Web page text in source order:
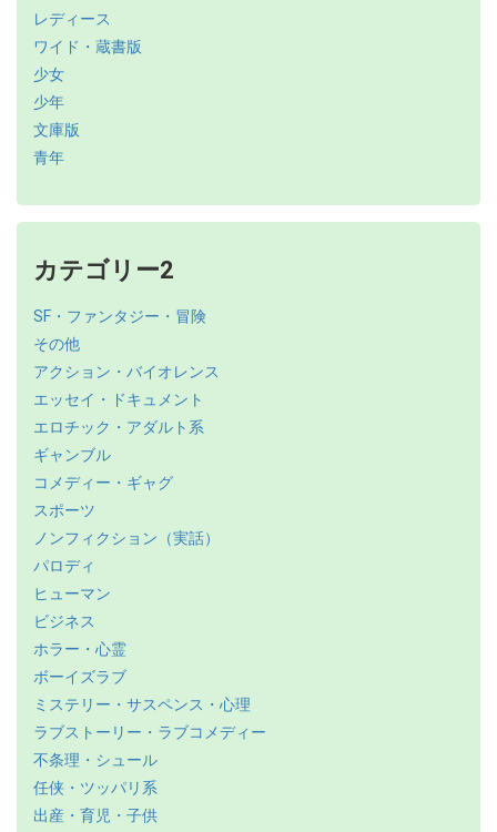
レディース
ワイド・蔵書版
少女
少年
文庫版
青年
カテゴリー2
SF・ファンタジー・冒険
その他
アクション・バイオレンス
エッセイ・ドキュメント
エロチック・アダルト系
ギャンブル
コメディー・ギャグ
スポーツ
ノンフィクション（実話）
パロディ
ヒューマン
ビジネス
ホラー・心霊
ボーイズラブ
ミステリー・サスペンス・心理
ラブストーリー・ラブコメディー
不条理・シュール
任侠・ツッパリ系
出産・育児・子供